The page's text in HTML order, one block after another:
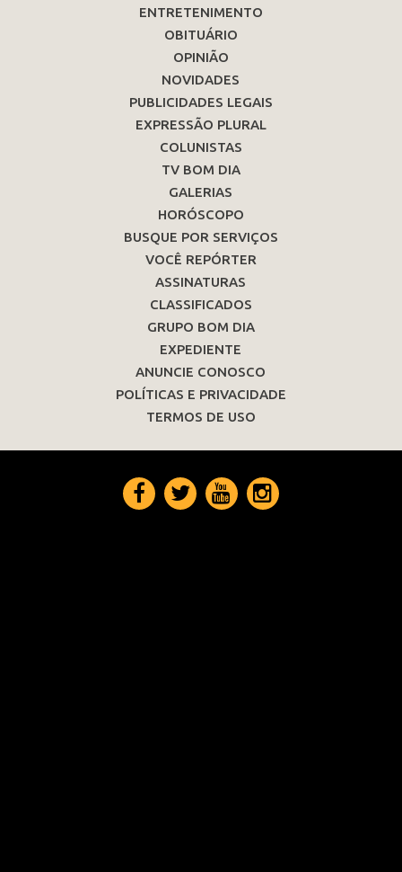
ENTRETENIMENTO
OBITUÁRIO
OPINIÃO
NOVIDADES
PUBLICIDADES LEGAIS
EXPRESSÃO PLURAL
COLUNISTAS
TV BOM DIA
GALERIAS
HORÓSCOPO
BUSQUE POR SERVIÇOS
VOCÊ REPÓRTER
ASSINATURAS
CLASSIFICADOS
GRUPO BOM DIA
EXPEDIENTE
ANUNCIE CONOSCO
POLÍTICAS E PRIVACIDADE
TERMOS DE USO